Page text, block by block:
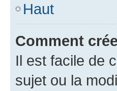
Haut
Comment
Il est facile de
sujet ou la